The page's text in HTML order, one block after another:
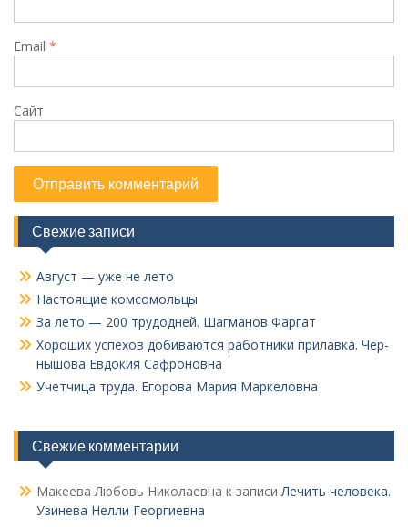
Email *
Сайт
Свежие записи
Август — уже не лето
Настоящие комсомольцы
За лето — 200 трудодней. Шагманов Фаргат
Хороших успехов добиваются работники прилавка. Чер­
нышова Евдокия Сафроновна
Учетчица труда. Его­рова Мария Маркеловна
Свежие комментарии
Макеева Любовь Николаевна к записиЛечить человека.
Узинева Нелли Георгиевна